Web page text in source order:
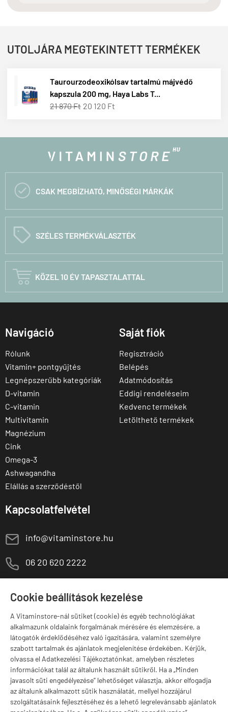
Cookie beállítások kezelése
A Vitaminstore-nál sütiket (cookie) és egyéb technológiákat
alkalmazunk oldalaink forgalmának mérésére és elemzésére, a
látogatók érdeklődéséhez való igazítására, valamint személyre
szabott tartalmak és ajánlatok megjelenítése érdekében. Kérjük,
olvassa el Adatkezelési Tájékoztatónkat, amelyben részletes
információkat talál az általunk használt sütikről. Ha a „Minden
javasolt süti engedélyezése” lehetőséget választja, akkor elfogadja
az általunk alkalmazott sütik használatát, mellyel hozzájárul
szolgáltatásaink fejlesztéséhez és a lehető legrelevánsabb ajánlatok
UTOLJÁRA MEGTEKINTETT TERMÉKEK
Taurourzodeoxikólsav tartalmú májvédő
kapszula 200 mg, Haya Labs T...
21 870 Ft 20 120 Ft
 CSAK MEGBÍZHATÓ, MINŐSÉGI MÁRKÁK
C SZÉLES TERMÉKVÁLASZTÉK
 KÖZEL 10 ÉV TAPASZTALATTAL
Navigáció
Rólunk
Vitamin+ pontgyűjtés
Legnépszerűbb kategóriák
D-vitamin
C-vitamin
Multivitamin
Magnézium
Cink
Omega-3
Ashwagandha
Elállás a szerződéstől
Saját fiók
Regisztráció
Belépés
Adatmódosítás
Eddigi rendeléseim
Kedvenc termékek
Letölthető termékek
Kapcsolatfelvétel
E info@vitaminstore.hu
M 06 20 620 2222
Szugló u. 83-85.
Márkák
Valuta választás